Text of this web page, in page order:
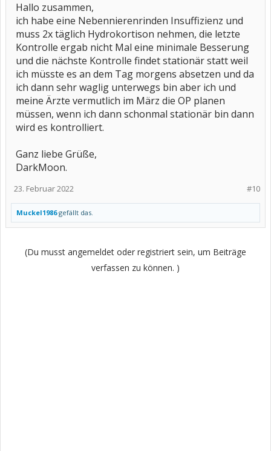
Hallo zusammen,
ich habe eine Nebennierenrinden Insuffizienz und
muss 2x täglich Hydrokortison nehmen, die letzte
Kontrolle ergab nicht Mal eine minimale Besserung
und die nächste Kontrolle findet stationär statt weil
ich müsste es an dem Tag morgens absetzen und da
ich dann sehr waglig unterwegs bin aber ich und
meine Ärzte vermutlich im März die OP planen
müssen, wenn ich dann schonmal stationär bin dann
wird es kontrolliert.
Ganz liebe Grüße,
DarkMoon.
#10
23. Februar 2022
Muckel1986gefällt das.
(Du musst angemeldet oder registriert sein, um Beiträge
verfassen zu können. )